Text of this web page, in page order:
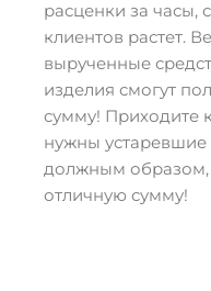
расценки за часы,
клиентов растет.
вырученные
изделия смогут
сумму! Приходите
нужны
должным образом,
отличную сумму!